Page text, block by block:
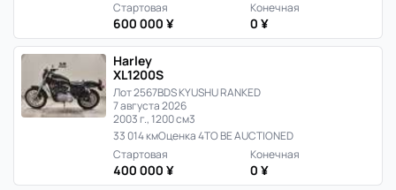
расчет
цены
Стартовая
600 000 ¥
Конечная
0 ¥
Harley
XL1200S
Лот 2567BDS KYUSHU RANKED
7 августа 2026
2003 г., 1200 см3
33 014 кмОценка 4TO BE AUCTIONED
Стартовая
400 000 ¥
Конечная
0 ¥